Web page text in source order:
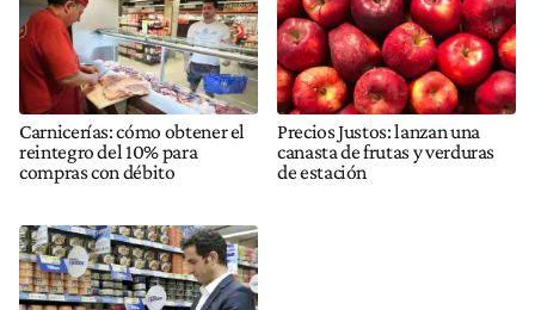
Carnicerías: cómo obtener el
reintegro del 10% para
compras con débito
Precios Justos: lanzan una
canasta de frutas y verduras
de estación